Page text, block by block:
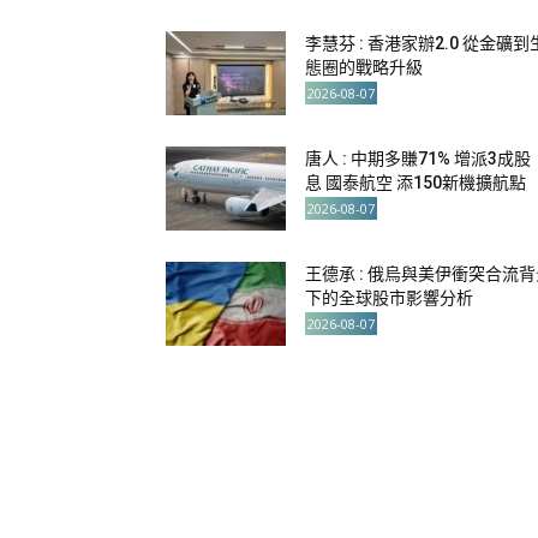
李慧芬 : 香港家辦2.0 從金礦到
態圈的戰略升級
2026-08-07
唐人 : 中期多賺71% 增派3成股
息 國泰航空 添150新機擴航點
2026-08-07
王德承 : 俄烏與美伊衝突合流
下的全球股市影響分析
2026-08-07